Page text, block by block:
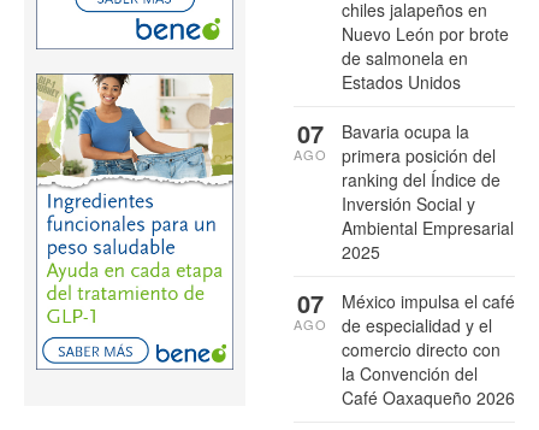
chiles jalapeños en
Nuevo León por brote
de salmonela en
Estados Unidos
Bavaria ocupa la
primera posición del
ranking del Índice de
Inversión Social y
Ambiental Empresarial
2025
07
AGO
México impulsa el café
de especialidad y el
comercio directo con
la Convención del
Café Oaxaqueño 2026
07
AGO